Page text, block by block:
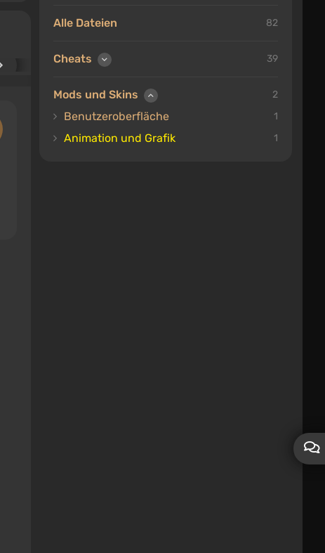
Alle Dateien 82
Cheats 39
Mods und Skins 2
Benutzeroberfläche 1
Animation und Grafik 1